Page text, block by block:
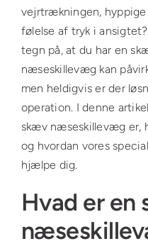
vejrtrækningen,
følelse af tryk i
tegn på, at du har en
næseskillevæg kan
men heldigvis er der
operation. I denne
skæv næseskillevæg er,
og hvordan vores
hjælpe dig.
Hvad er en